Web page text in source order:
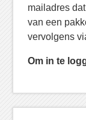
mailadres
van een
vervolgens
Om in te